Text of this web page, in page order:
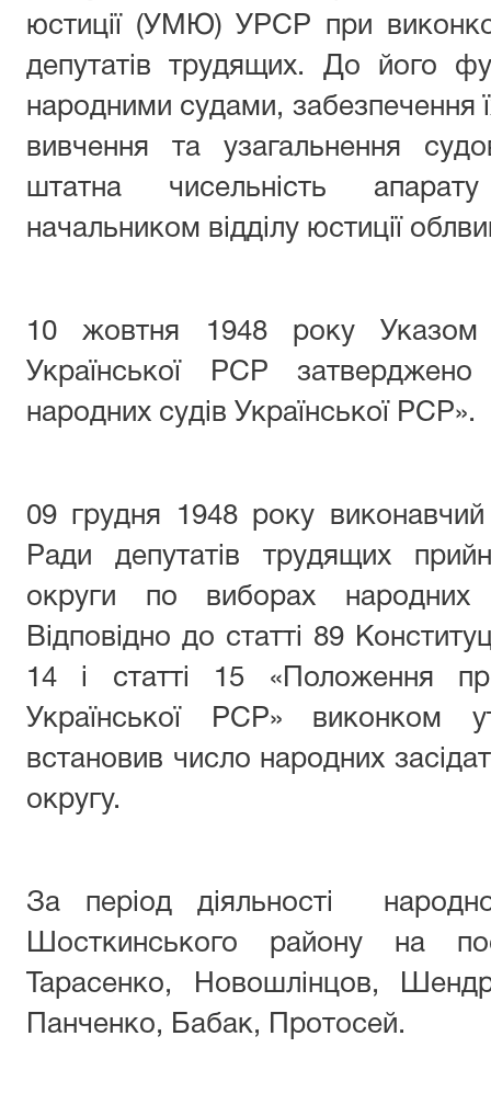
юстиції (УМЮ) УРСР при
депутатів трудящих. До його
народними судами, забезпечення
вивчення та узагальнення
штатна чисельність
начальником відділу юстиції
10 жовтня 1948 року Указом
Української РСР
народних судів Української РСР».
09 грудня 1948 року виконавчий
Ради депутатів трудящих
округи по виборах народних
Відповідно до статті 89
14 і статті 15 «Положення
Української РСР» виконком
встановив число народних
округу.
За період діяльності
Шосткинського району на
Тарасенко, Новошлінцов,
Панченко, Бабак, Протосей.